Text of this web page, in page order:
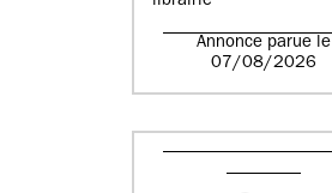
Annonce parue le
07/08/2026